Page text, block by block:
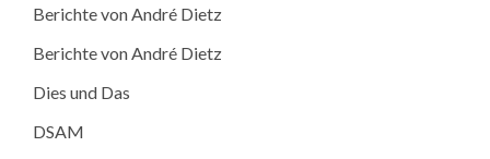
Berichte von André Dietz
Berichte von André Dietz
Dies und Das
DSAM